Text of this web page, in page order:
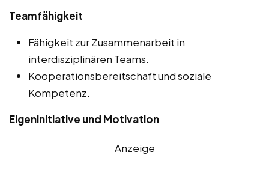
Teamfähigkeit
Fähigkeit zur Zusammenarbeit in
interdisziplinären Teams.
Kooperationsbereitschaft und soziale
Kompetenz.
Eigeninitiative und Motivation
Anzeige